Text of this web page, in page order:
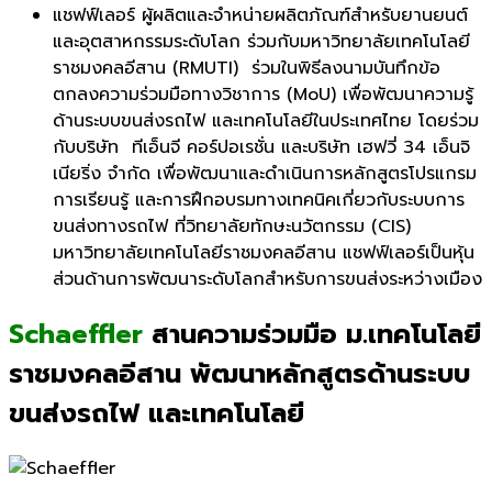
แชฟฟ์เลอร์ ผู้ผลิตและจำหน่ายผลิตภัณฑ์สำหรับยานยนต์
และอุตสาหกรรมระดับโลก ร่วมกับมหาวิทยาลัยเทคโนโลยี
ราชมงคลอีสาน (RMUTI) ร่วมในพิธีลงนามบันทึกข้อ
ตกลงความร่วมมือทางวิชาการ (MoU) เพื่อพัฒนาความรู้
ด้านระบบขนส่งรถไฟ และเทคโนโลยีในประเทศไทย โดยร่วม
กับบริษัท ทีเอ็นจี คอร์ปอเรชั่น และบริษัท เฮฟวี่ 34 เอ็นจิ
เนียริ่ง จำกัด เพื่อพัฒนาและดำเนินการหลักสูตรโปรแกรม
การเรียนรู้ และการฝึกอบรมทางเทคนิคเกี่ยวกับระบบการ
ขนส่งทางรถไฟ ที่วิทยาลัยทักษะนวัตกรรม (CIS)
มหาวิทยาลัยเทคโนโลยีราชมงคลอีสาน แชฟฟ์เลอร์เป็นหุ้น
ส่วนด้านการพัฒนาระดับโลกสำหรับการขนส่งระหว่างเมือง
Schaeffler สานความร่วมมือ ม.เทคโนโลยี
ราชมงคลอีสาน พัฒนาหลักสูตรด้านระบบ
ขนส่งรถไฟ และเทคโนโลยี